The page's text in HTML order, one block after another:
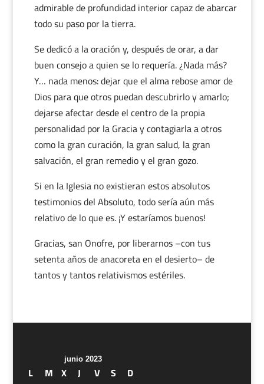
admirable de profundidad interior capaz de abarcar
todo su paso por la tierra.
Se dedicó a la oración y, después de orar, a dar
buen consejo a quien se lo requería. ¿Nada más?
Y… nada menos: dejar que el alma rebose amor de
Dios para que otros puedan descubrirlo y amarlo;
dejarse afectar desde el centro de la propia
personalidad por la Gracia y contagiarla a otros
como la gran curación, la gran salud, la gran
salvación, el gran remedio y el gran gozo.
Si en la Iglesia no existieran estos absolutos
testimonios del Absoluto, todo sería aún más
relativo de lo que es. ¡Y estaríamos buenos!
Gracias, san Onofre, por liberarnos –con tus
setenta años de anacoreta en el desierto– de
tantos y tantos relativismos estériles.
junio 2023
L M X J V S
D